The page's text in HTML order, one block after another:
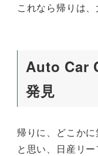
これなら帰りは、
Auto Car
発見
帰りに、どこか
と思い、日産リ